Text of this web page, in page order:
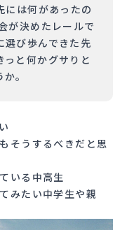
には何があったの
が決めたレールで
選び歩んできた先
と何かグサりと
。
そうするべきだと思
いる中高生
みたい中学生や親